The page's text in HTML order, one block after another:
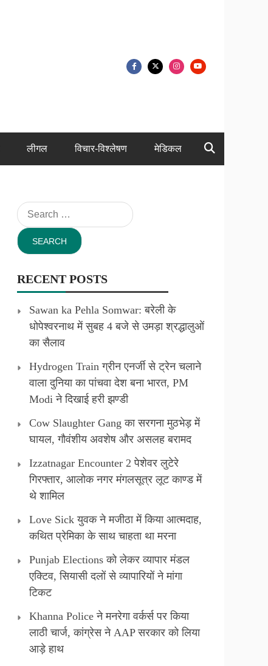
लीगल विचार-विश्लेषण मेडिकल
Search
for:
RECENT POSTS
Sawan ka Pehla Somwar: बरेली के
धोपेश्वरनाथ में सुबह 4 बजे से उमड़ा श्रद्धालुओं
का सैलाव
Hydrogen Train ग्रीन एनर्जी से ट्रेन चलाने
वाला दुनिया का पांचवा देश बना भारत, PM
Modi ने दिखाई हरी झण्डी
Cow Slaughter Gang का सरगना मुठभेड़ में
घायल, गौवंशीय अवशेष और असलह बरामद
Izzatnagar Encounter 2 पेशेवर लुटेरे
गिरफ्तार, आलोक नगर मंगलसूत्र लूट काण्‍ड में
थे शामिल
Love Sick युवक ने मजीठा में किया आत्मदाह,
कथित प्रेमिका के साथ चाहता था मरना
Punjab Elections को लेकर व्यापार मंडल
एक्टिव, सियासी दलों से व्यापारियों ने मांगा
टिकट
Khanna Police ने मनरेगा वर्कर्स पर किया
लाठी चार्ज, कांग्रेस ने AAP सरकार को लिया
आड़े हाथ